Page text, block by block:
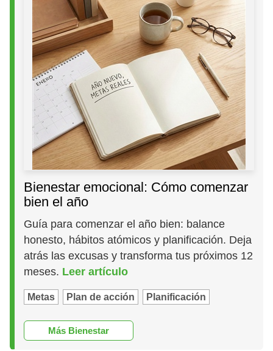
Bienestar emocional: Cómo comenzar
bien el año
Guía para comenzar el año bien: balance
honesto, hábitos atómicos y planificación. Deja
atrás las excusas y transforma tus próximos 12
meses. Leer artículo
Metas Plan de acción Planificación
Más Bienestar